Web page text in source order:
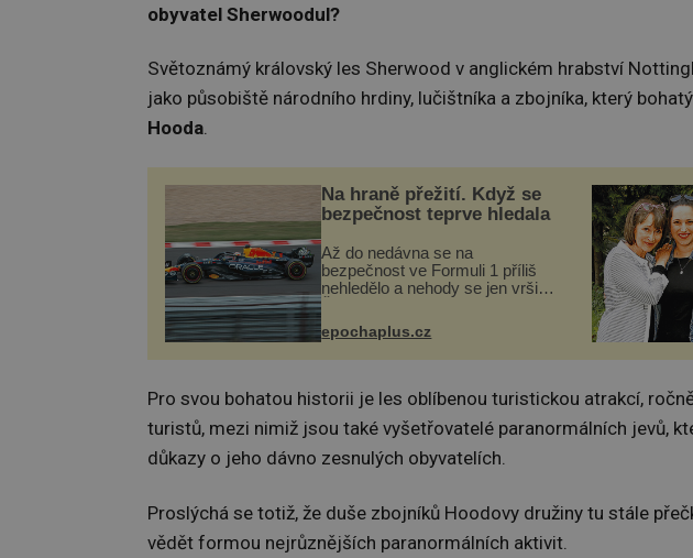
obyvatel Sherwoodul?
Světoznámý královský les Sherwood v anglickém hrabství
jako působiště národního hrdiny, lučištníka a zbojníka, který
Hooda
Na hraně přežití. Když se
bezpečnost teprve hledala
Až do nedávna se na
bezpečnost ve Formuli 1 příliš
nehledělo a nehody se jen vršily.
kůži, často s trvalými následky
nebo bohužel i ztrátou života.
Dnes nepochopiteln...
epochaplus.cz
Pro svou bohatou historii je les oblíbenou turistickou atrakcí,
turistů, mezi nimiž jsou také vyšetřovatelé paranormálních jevů,
důkazy o jeho dávno zesnulých obyvatelích.
Proslýchá se totiž, že duše zbojníků Hoodovy družiny tu stále
vědět formou nejrůznějších paranormálních aktivit.